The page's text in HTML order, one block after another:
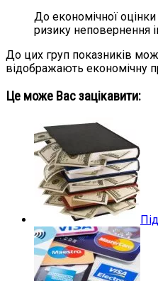
До економічної
ризику неповернення
До цих груп показників
відображають економічну
Це може Вас зацікавити: